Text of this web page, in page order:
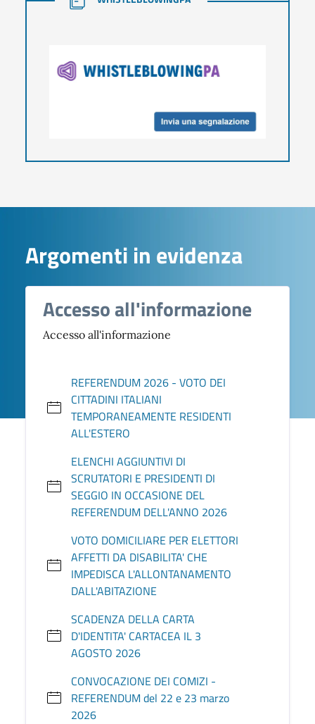
Argomenti in evidenza
Accesso all'informazione
Accesso all'informazione
REFERENDUM 2026 - VOTO DEI
CITTADINI ITALIANI
TEMPORANEAMENTE RESIDENTI
ALL'ESTERO
ELENCHI AGGIUNTIVI DI
SCRUTATORI E PRESIDENTI DI
SEGGIO IN OCCASIONE DEL
REFERENDUM DELL'ANNO 2026
VOTO DOMICILIARE PER ELETTORI
AFFETTI DA DISABILITA' CHE
IMPEDISCA L'ALLONTANAMENTO
DALL'ABITAZIONE
SCADENZA DELLA CARTA
D'IDENTITA' CARTACEA IL 3
AGOSTO 2026
CONVOCAZIONE DEI COMIZI -
REFERENDUM del 22 e 23 marzo
2026